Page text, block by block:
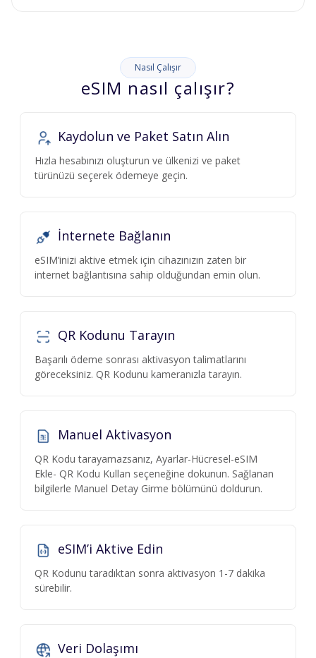
Nasıl Çalışır
eSIM nasıl çalışır?
Kaydolun ve Paket Satın Alın
Hızla hesabınızı oluşturun ve ülkenizi ve paket
türünüzü seçerek ödemeye geçin.
İnternete Bağlanın
eSIM’inizi aktive etmek için cihazınızın zaten bir
internet bağlantısına sahip olduğundan emin olun.
QR Kodunu Tarayın
Başarılı ödeme sonrası aktivasyon talimatlarını
göreceksiniz. QR Kodunu kameranızla tarayın.
Manuel Aktivasyon
QR Kodu tarayamazsanız, Ayarlar-Hücresel-eSIM
Ekle- QR Kodu Kullan seçeneğine dokunun. Sağlanan
bilgilerle Manuel Detay Girme bölümünü doldurun.
eSIM’i Aktive Edin
QR Kodunu taradıktan sonra aktivasyon 1-7 dakika
sürebilir.
Veri Dolaşımı